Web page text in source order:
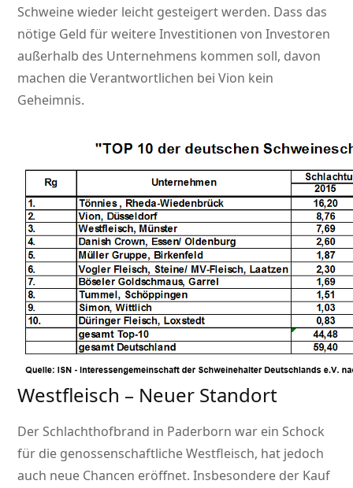
Schweine wieder leicht gesteigert werden. Dass das
nötige Geld für weitere Investitionen von Investoren
außerhalb des Unternehmens kommen soll, davon
machen die Verantwortlichen bei Vion kein
Geheimnis.
Westfleisch – Neuer Standort
Der Schlachthofbrand in Paderborn war ein Schock
für die genossenschaftliche Westfleisch, hat jedoch
auch neue Chancen eröffnet. Insbesondere der Kauf